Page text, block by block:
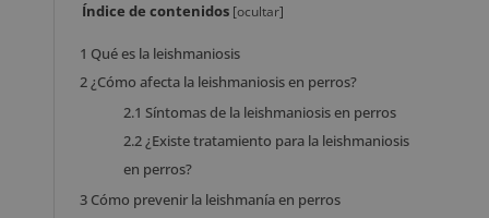
Índice de contenidos [ocultar]
1 Qué es la leishmaniosis
2¿Cómo afecta la leishmaniosis en perros?
2.1 Síntomas de la leishmaniosis en perros
2.2¿Existe tratamiento para la leishmaniosis
en perros?
3Cómo prevenir la leishmanía en perros